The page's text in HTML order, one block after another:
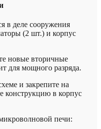
в деле сооружения
(2 шт.) и корпус
новые вторичные
для мощного разряда.
и закрепите на
конструкцию в корпус
печи: